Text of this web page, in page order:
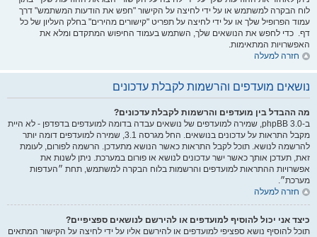
לוח הבקרה למשתמש או על ידי לחיצה על הקישור "חפש את הודעות המשתמש" דרך
עמוד הפרופיל שלך או על ידי לחיצה על תפריט "קישורים מהירים" בחלק העליון של כל
דף. כדי לחפש את הנושאים שלך, השתמש בעמוד החיפוש המתקדם ומלא את
האפשרויות המתאימות.
חזרה למעלה
נושאים מועדפים והרשמות לקבלת עדכונים
מה ההבדל בין מועדפים והרשמות לקבלת עדכונים?
ב-phpBB 3.0, שמירה למועדפים של נושאים עבדה בדומה למועדפים בדפדפן - לא היית
מקבל התראות על עדכונים בנושאים. החל מגרסה 3.1, שמירה למועדפים דומה יותר
להרשמה לנושא. תוכל לקבל התראות כאשר הנושא מתעדכן. הרשמה לפורום, לעומת
זאת, תעדכן אותך כאשר ישר עדכונים לנושא או פורום במערכת. ניתן לשנות את
אפשרויות ההתראות למועדפים והרשמות בלוח הבקרה למשתמש, תחת ״העדפות
מערכת״.
חזרה למעלה
כיצד אני יכול להוסיף למועדפים או להירשם לנושאים ספציפיים?
תוכל להוסיף נושא ספציפי למועדפים או להירשם אליו על ידי לחיצה על הקישור המתאים